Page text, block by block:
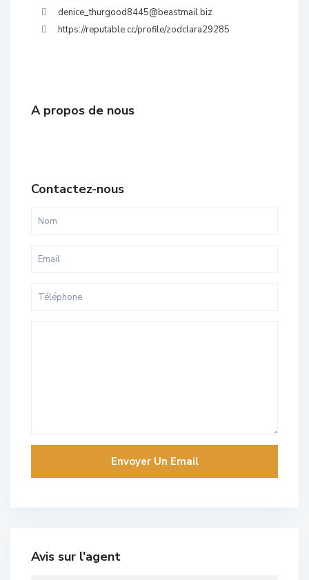
denice_thurgood8445@beastmail.biz
https://reputable.cc/profile/zodclara29285
A propos de nous
Contactez-nous
Avis sur l'agent